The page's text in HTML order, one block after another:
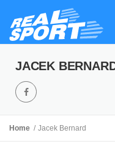
JACEK
Home Jacek Bernard